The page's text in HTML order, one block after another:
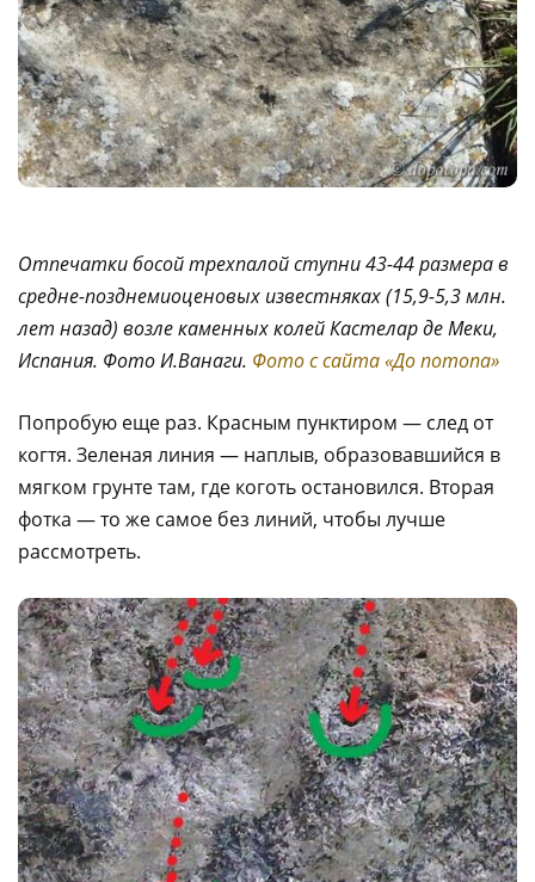
Отпечатки босой трехпалой ступни 43-44 размера в
средне-позднемиоценовых известняках (15,9-5,3 млн.
лет назад) возле каменных колей Кастелар де Меки,
Испания. Фото И.Ванаги. Фото с сайта «До потопа»
Попробую еще раз. Красным пунктиром — след от
когтя. Зеленая линия — наплыв, образовавшийся в
мягком грунте там, где коготь остановился. Вторая
фотка — то же самое без линий, чтобы лучше
рассмотреть.